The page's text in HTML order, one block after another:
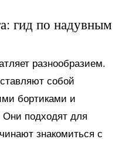
гид по надувным
разнообразием.
собой
бортиками и
подходят для
знакомиться с